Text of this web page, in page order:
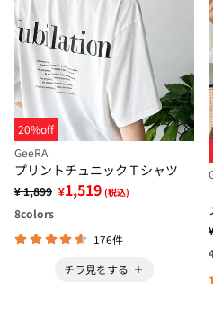
20%off
GeeRA
プリントチュニックＴシャツ
¥ 1,899 ¥1,519 (税込)
8colors
176件
チラ見をする